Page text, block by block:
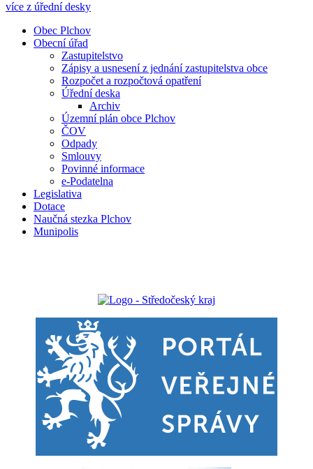
více z úřední desky
Obec Plchov
Obecní úřad
Zastupitelstvo
Zápisy a usnesení z jednání zastupitelstva obce
Rozpočet a rozpočtová opatření
Úřední deska
Archiv
Územní plán obce Plchov
ČOV
Odpady
Smlouvy
Povinné informace
e-Podatelna
Legislativa
Dotace
Naučná stezka Plchov
Munipolis